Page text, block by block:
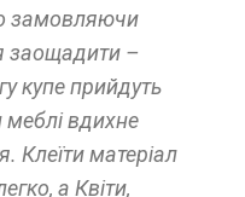
замовляючи
заощадити –
купе прийдуть
вдихне
Клеїти матеріал
а Квіти,